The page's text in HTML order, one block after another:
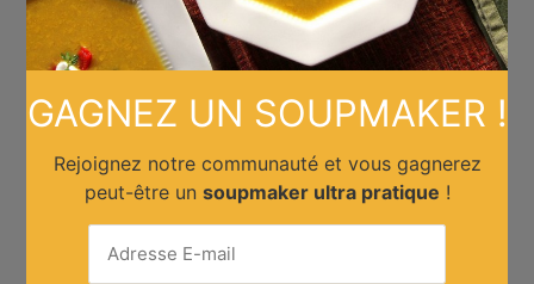
GAGNEZ UN SOUPMAKER !
Rejoignez notre communauté et vous gagnerez
peut-être un soupmaker ultra pratique !